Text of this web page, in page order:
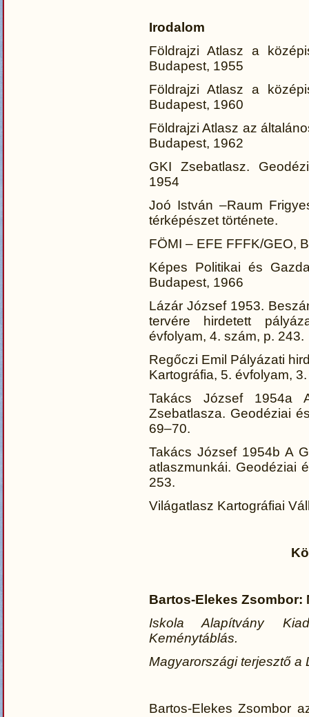
Irodalom
Földrajzi Atlasz a
Budapest, 1955
Földrajzi Atlasz a
Budapest, 1960
Földrajzi Atlasz az
Budapest, 1962
GKI Zsebatlasz.
1954
Joó István –Raum
térképészet története.
FÖMI – EFE FFFK/GEO,
Képes Politikai és
Budapest, 1966
Lázár József 1953.
tervére hirdetett
évfolyam, 4. szám, p. 243.
Regőczi Emil Pályázati
Kartográfia, 5. évfolyam,
Takács József 1954a
Zsebatlasza. Geodéziai
69–70.
Takács József 1954b A
atlaszmunkái. Geodéziai
253.
Világatlasz Kartográfiai
Bartos-Elekes
Iskola Alapítvány
Keménytáblás.
Magyarországi terjesztő a
Bartos-Elekes Zsombor